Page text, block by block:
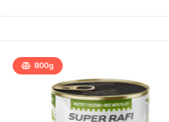
800g